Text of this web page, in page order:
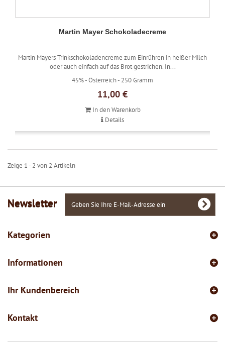
Martin Mayer Schokoladecreme
Martin Mayers Trinkschokoladencreme zum Einrühren in heißer Milch
oder auch einfach auf das Brot gestrichen. In...
45% -Österreich - 250 Gramm
11,00 €
In den Warenkorb
Details
Zeige 1 - 2 von 2 Artikeln
Newsletter
Kategorien
Informationen
Ihr Kundenbereich
Kontakt